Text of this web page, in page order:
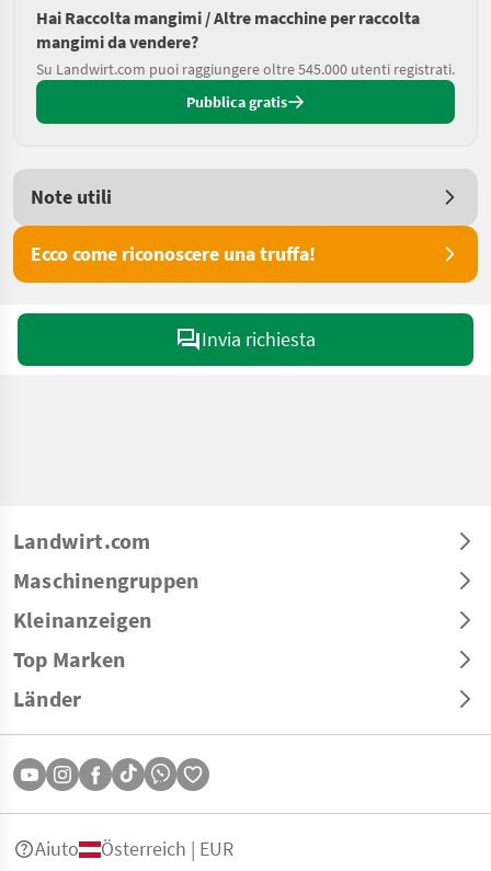
Hai Raccolta mangimi / Altre macchine per raccolta
mangimi da vendere?
Su Landwirt.com puoi raggiungere oltre 545.000 utenti registrati.
Pubblica gratis
Note utili
Ecco come riconoscere una truffa!
Invia richiesta
Landwirt.com
Maschinengruppen
Kleinanzeigen
Top Marken
Länder
Aiuto Österreich | EUR